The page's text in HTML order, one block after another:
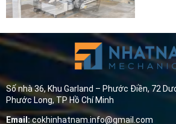
Số nhà 36, Khu Garland – Phước Điền, 72
Phước Long, TP Hồ Chí Minh
Email:cokhinhatnam.info@gmail.com